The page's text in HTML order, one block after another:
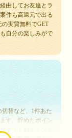
由してお友達とラ
件も高還元で出る
実質無料でGET
自分の楽しみがで
替など、1件あた
す。貯めたポイン